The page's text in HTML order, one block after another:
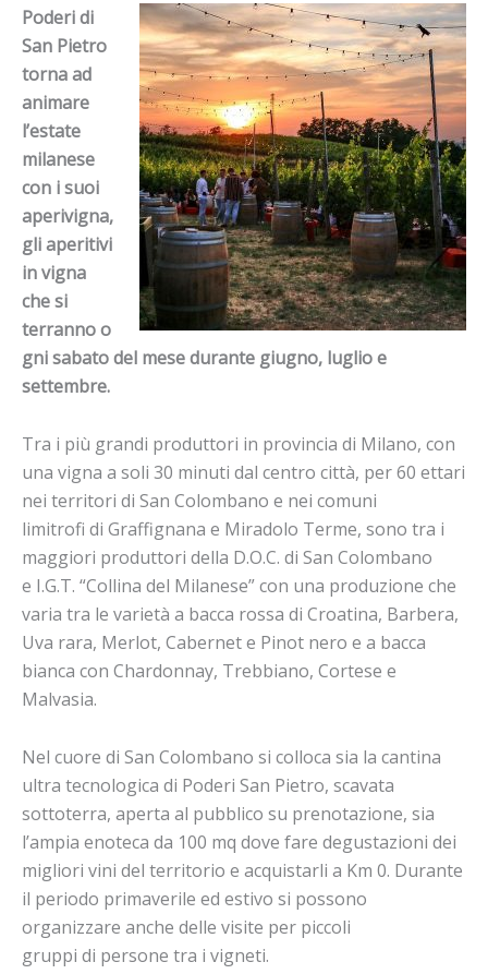
Poderi di
San Pietro
torna ad
animare
l’estate
milanese
con i suoi
aperivigna,
gliaperitivi
invigna
che si
terranno o
gni sabato del mese durante giugno, luglio e
settembre.
Tra i più grandi produttori in provincia di Milano, con
una vigna a soli 30 minuti dal centro città, per 60 ettari
nei territori di San Colombano e nei comuni
limitrofi di Graffignana e Miradolo Terme, sono tra i
maggiori produttori della D.O.C. di San Colombano
e I.G.T. “Collina del Milanese” con una produzione che
varia tra le varietà a bacca rossa di Croatina, Barbera,
Uva rara, Merlot, Cabernet e Pinot nero e a bacca
bianca con Chardonnay, Trebbiano, Cortese e
Malvasia.
Nel cuore di San Colombano si colloca sia la cantina
ultra tecnologica di Poderi San Pietro, scavata
sottoterra, aperta al pubblico su prenotazione, sia
l’ampia enoteca da 100 mq dove fare degustazioni dei
migliori vini del territorio e acquistarli a Km 0. Durante
il periodo primaverile ed estivo si possono
organizzare anche delle visite per piccoli
gruppi di persone tra i vigneti.